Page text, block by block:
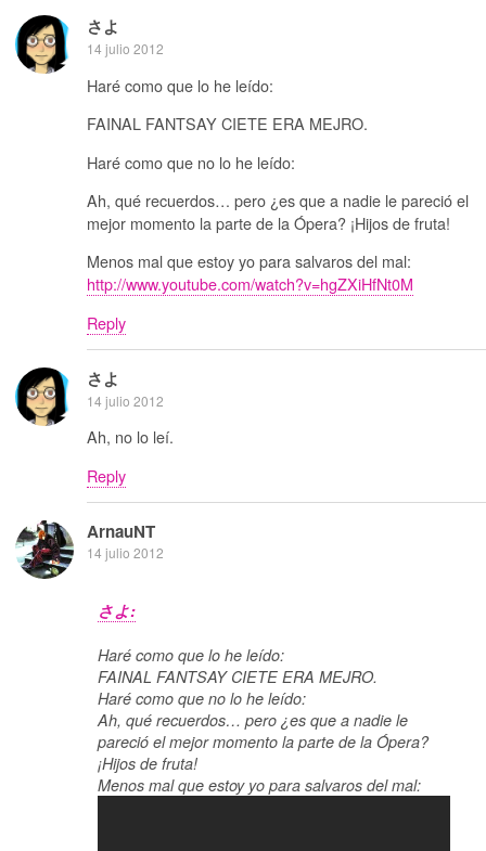
さよ
14 julio 2012
Haré como que lo he leído:
FAINAL FANTSAY CIETE ERA MEJRO.
Haré como que no lo he leído:
Ah, qué recuerdos… pero ¿es que a nadie le pareció el
mejor momento la parte de la Ópera? ¡Hijos de fruta!
Menos mal que estoy yo para salvaros del mal:
http://www.youtube.com/watch?v=hgZXiHfNt0M
Reply
さよ
14 julio 2012
Ah, no lo leí.
Reply
ArnauNT
14 julio 2012
さよ:
Haré como que lo he leído:
FAINAL FANTSAY CIETE ERA MEJRO.
Haré como que no lo he leído:
Ah, qué recuerdos… pero ¿es que a nadie le
pareció el mejor momento la parte de la Ópera?
¡Hijos de fruta!
Menos mal que estoy yo para salvaros del mal: